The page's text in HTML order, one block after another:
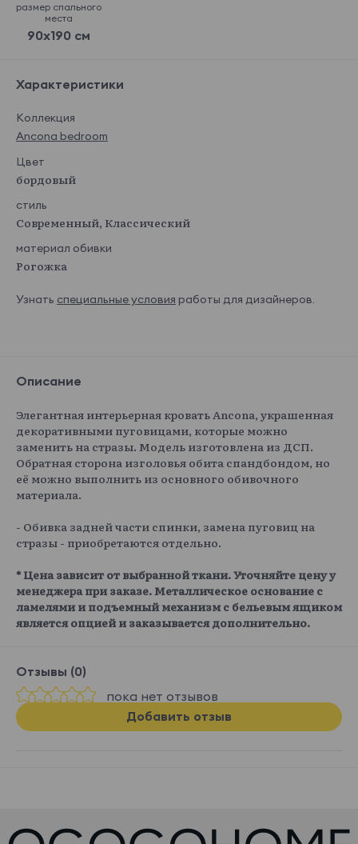
размер спального
места
90x190 см
Характеристики
Коллекция
Ancona bedroom
Цвет
бордовый
стиль
Современный, Классический
материал обивки
Рогожка
Узнать специальные условия работы для дизайнеров.
Описание
Элегантная интерьерная кровать Ancona, украшенная
декоративными пуговицами, которые можно
заменить на стразы. Модель изготовлена из ДСП.
Обратная сторона изголовья обита спандбондом, но
её можно выполнить из основного обивочного
материала.
- Обивка задней части спинки, замена пуговиц на
стразы - приобретаются отдельно.
* Цена зависит от выбранной ткани. Уточняйте цену у
менеджера при заказе. Металлическое основание с
ламелями и подъемный механизм с бельевым ящиком
является опцией и заказывается дополнительно.
Отзывы (0)
пока нет отзывов
Добавить отзыв